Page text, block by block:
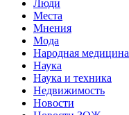
Люди
Места
Мнения
Мода
Народная медицина
Наука
Наука и техника
Недвижимость
Новости